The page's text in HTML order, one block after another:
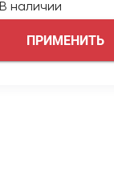
В наличии
ПРИМЕНИТЬ